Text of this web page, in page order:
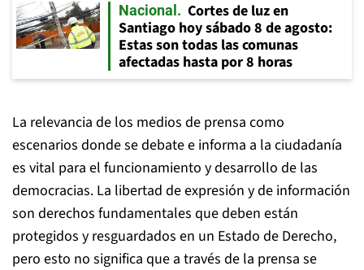
Nacional
Cortes de luz en
Santiago hoy sábado 8 de agosto:
Estas son todas las comunas
afectadas hasta por 8 horas
La relevancia de los medios de prensa como
escenarios donde se debate e informa a la ciudadanía
es vital para el funcionamiento y desarrollo de las
democracias. La libertad de expresión y de información
son derechos fundamentales que deben están
protegidos y resguardados en un Estado de Derecho,
pero esto no significa que a través de la prensa se